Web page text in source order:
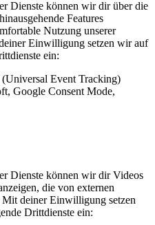
Dienste können wir dir über die
Features
Nutzung unserer
Einwilligung setzen wir auf
ein:
Event Tracking)
Google Consent Mode,
Dienste können wir dir Videos
die von externen
deiner Einwilligung setzen
Drittdienste ein: